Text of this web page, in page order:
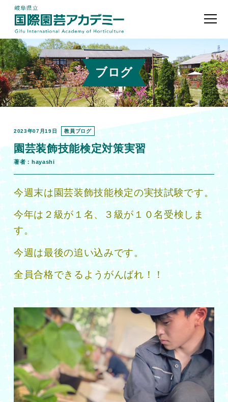
ブログ
2023年07月19日 教員ブログ
園芸装飾技能検定対策実習
著者：hayashi
今週末は園芸装飾技能検定の実技試験です。
今年は２級が１名、３級が１０名受検しま
す。
今週は最後の追い込みです。
全員合格できるようがんばれ！！